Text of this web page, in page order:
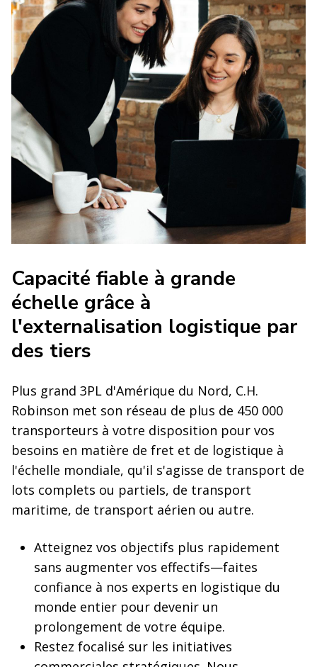
Capacité fiable à grande
échelle grâce à
l'externalisation logistique par
des tiers
Plus grand 3PL d'Amérique du Nord, C.H.
Robinson met son réseau de plus de 450 000
transporteurs à votre disposition pour vos
besoins en matière de fret et de logistique à
l'échelle mondiale, qu'il s'agisse de transport de
lots complets ou partiels, de transport
maritime, de transport aérien ou autre.
Atteignez vos objectifs plus rapidement
sans augmenter vos effectifs—faites
confiance à nos experts en logistique du
monde entier pour devenir un
prolongement de votre équipe.
Restez focalisé sur les initiatives